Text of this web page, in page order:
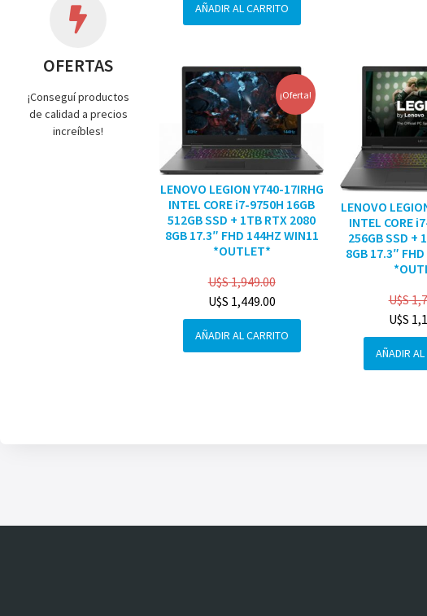
OFERTAS
¡Conseguí productos
de calidad a precios
increíbles!
AÑADIR AL CARRITO
¡Oferta!
LENOVO LEGION Y740-17IRHG
INTEL CORE i7-9750H 16GB
512GB SSD + 1TB RTX 2080
8GB 17.3″ FHD 144HZ WIN11
*OUTLET*
U$S1,949.00
U$S 1,449.00
AÑADIR AL CARRITO
LENOVO
INTEL CORE
256GB SSD +
8GB 17.3″
U$S
U$S
AÑADIR